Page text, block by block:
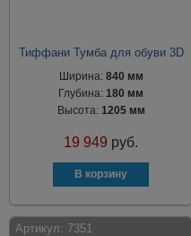
Тиффани Тумба для обуви 3D
Ширина: 840 мм
Глубина:180 мм
Высота: 1205 мм
19 949 руб.
Артикул: 7351